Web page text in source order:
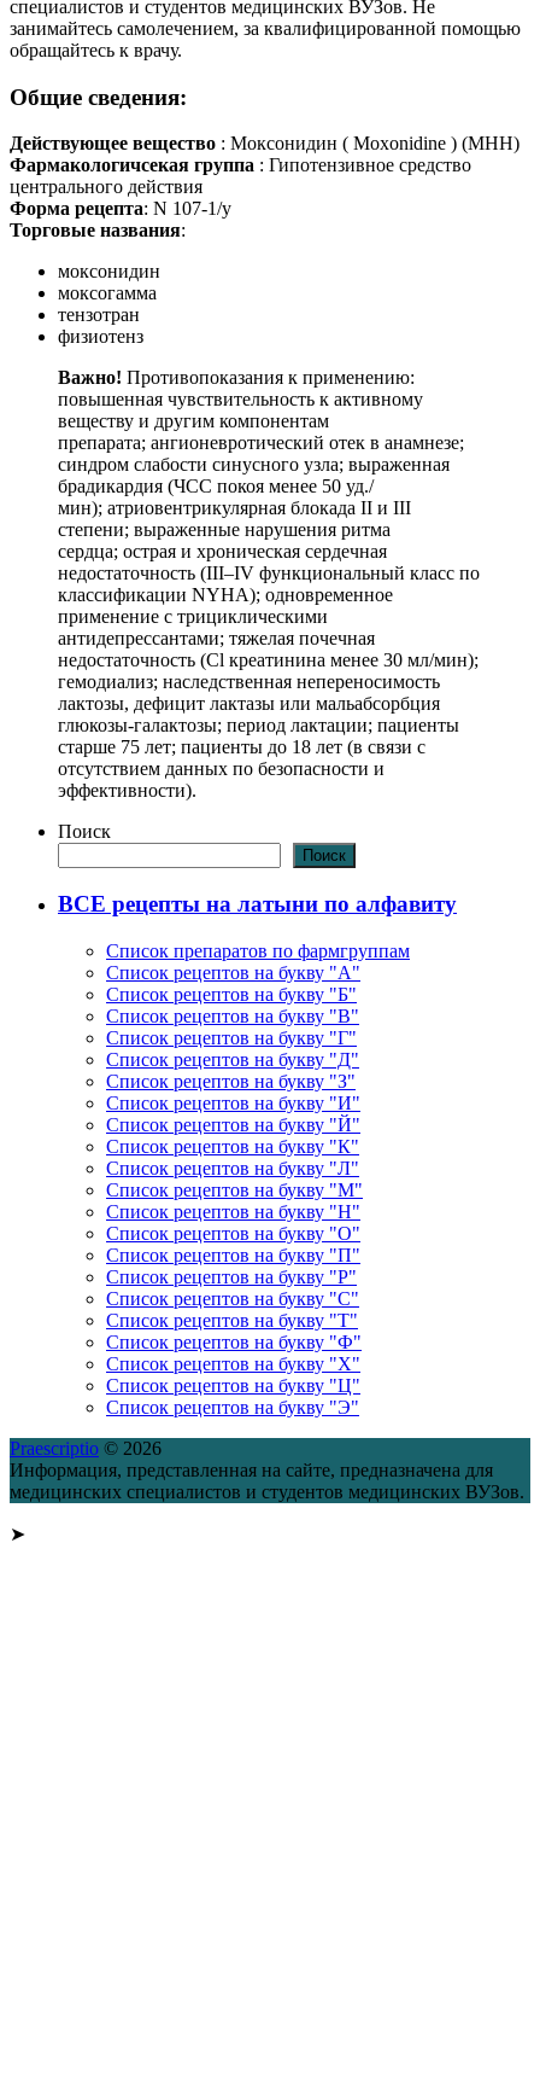
специалистов и студентов медицинских ВУЗов. Не
занимайтесь самолечением, за квалифицированной помощью
обращайтесь к врачу.
Общие сведения:
Действующее вещество : Моксонидин ( Moxonidine ) (МНН)
Фармакологичсекая группа : Гипотензивное средство
центрального действия
Форма рецепта: N 107-1/у
Торговые названия:
моксонидин
моксогамма
тензотран
физиотенз
Важно! Противопоказания к применению:
повышенная чувствительность к активному
веществу и другим компонентам
препарата; ангионевротический отек в анамнезе;
синдром слабости синусного узла; выраженная
брадикардия (ЧСС покоя менее 50 уд./
мин); атриовентрикулярная блокада II и III
степени; выраженные нарушения ритма
сердца; острая и хроническая сердечная
недостаточность (III–IV функциональный класс по
классификации NYHA); одновременное
применение с трициклическими
антидепрессантами; тяжелая почечная
недостаточность (Cl креатинина менее 30 мл/мин);
гемодиализ; наследственная непереносимость
лактозы, дефицит лактазы или мальабсорбция
глюкозы-галактозы; период лактации; пациенты
старше 75 лет; пациенты до 18 лет (в связи с
отсутствием данных по безопасности и
эффективности).
Поиск
Поиск
ВСЕ рецепты на латыни по алфавиту
Список препаратов по фармгруппам
Список рецептов на букву "А"
Список рецептов на букву "Б"
Список рецептов на букву "В"
Список рецептов на букву "Г"
Список рецептов на букву "Д"
Список рецептов на букву "З"
Список рецептов на букву "И"
Список рецептов на букву "Й"
Список рецептов на букву "К"
Список рецептов на букву "Л"
Список рецептов на букву "М"
Список рецептов на букву "Н"
Список рецептов на букву "О"
Список рецептов на букву "П"
Список рецептов на букву "Р"
Список рецептов на букву "С"
Список рецептов на букву "Т"
Список рецептов на букву "Ф"
Список рецептов на букву "Х"
Список рецептов на букву "Ц"
Список рецептов на букву "Э"
Praescriptio © 2026
Информация, представленная на сайте, предназначена для
медицинских специалистов и студентов медицинских ВУЗов.
➤